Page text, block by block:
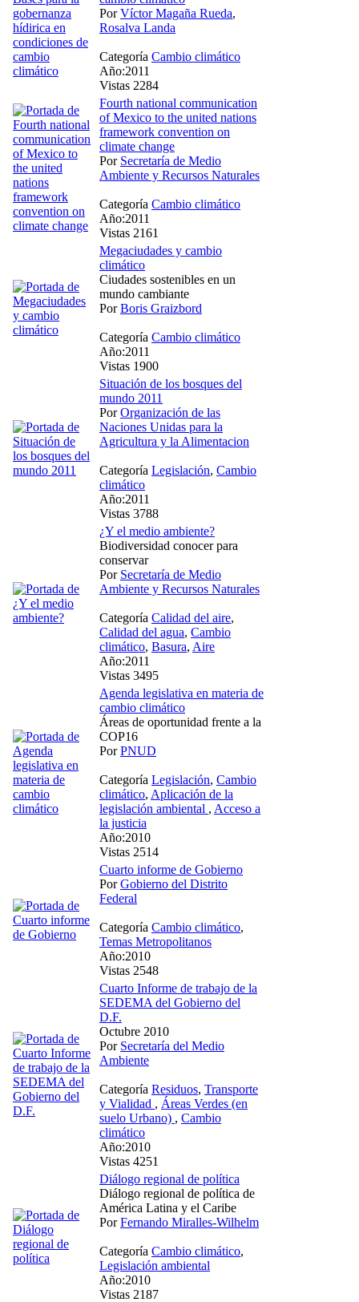
PorVíctor Magaña Rueda,
Rosalva Landa
Categoría Cambio climático
Año:2011
Vistas 2284
Fourth national communication
of Mexico to the united nations
framework convention on
climate change
Por Secretaría de Medio
Ambiente y Recursos Naturales
Categoría Cambio climático
Año:2011
Vistas 2161
Megaciudades y cambio
climático
Ciudades sostenibles en un
mundo cambiante
PorBoris Graizbord
Categoría Cambio climático
Año:2011
Vistas 1900
Situación de los bosques del
mundo 2011
PorOrganización de las
Naciones Unidas para la
Agricultura y la Alimentacion
Categoría Legislación, Cambio
climático
Año:2011
Vistas 3788
¿Y el medio ambiente?
Biodiversidad conocer para
conservar
Por Secretaría de Medio
Ambiente y Recursos Naturales
Categoría Calidad del aire,
Calidad del agua, Cambio
climático, Basura, Aire
Año:2011
Vistas 3495
Agenda legislativa en materia de
cambio climático
Áreas de oportunidad frente a la
COP16
PorPNUD
Categoría Legislación, Cambio
climático, Aplicación de la
legislación ambiental , Acceso a
la justicia
Año:2010
Vistas 2514
Cuarto informe de Gobierno
PorGobierno del Distrito
Federal
Categoría Cambio climático,
Temas Metropolitanos
Año:2010
Vistas 2548
Cuarto Informe de trabajo de la
SEDEMA del Gobierno del
D.F.
Octubre 2010
Por Secretaría del Medio
Ambiente
Categoría Residuos, Transporte
y Vialidad , Áreas Verdes (en
suelo Urbano) , Cambio
climático
Año:2010
Vistas 4251
Diálogo regional de política
Diálogo regional de política de
América Latina y el Caribe
PorFernando Miralles-Wilhelm
Categoría Cambio climático,
Legislación ambiental
Año:2010
Vistas 2187